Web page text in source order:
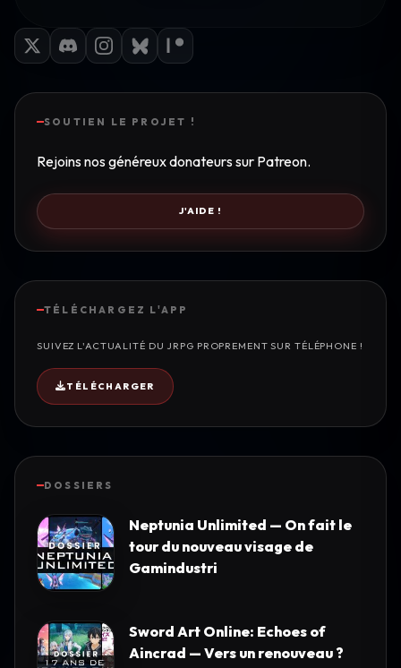
SOUTIEN LE PROJET !
Rejoins nos généreux donateurs sur Patreon.
J'AIDE !
TÉLÉCHARGEZ L'APP
SUIVEZ L'ACTUALITÉ DU JRPG PROPREMENT SUR TÉLÉPHONE !
TÉLÉCHARGER
DOSSIERS
Neptunia Unlimited — On fait le
tour du nouveau visage de
Gamindustri
Sword Art Online: Echoes of
Aincrad — Vers un renouveau ?